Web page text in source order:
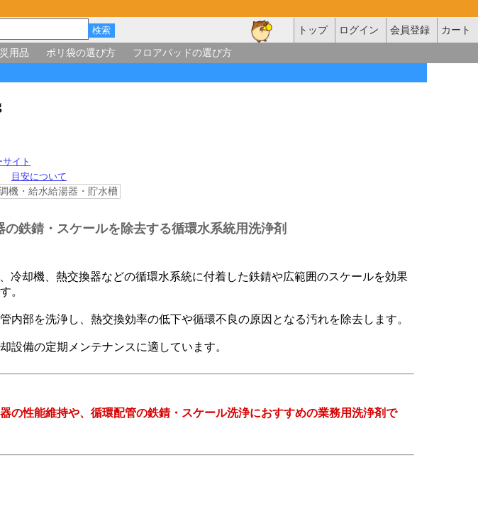
トップ ログイン 会員登録
カート
用品 ポリ袋の選び方 フロアパッドの選び方
サイト
目安について
機・給水給湯器・貯水槽
鉄錆・スケールを除去する循環水系統用洗浄剤
冷却機、熱交換器などの循環水系統に付着した鉄錆や広範囲のスケールを効果
。
内部を洗浄し、熱交換効率の低下や循環不良の原因となる汚れを除去します。
設備の定期メンテナンスに適しています。
の性能維持や、循環配管の鉄錆・スケール洗浄におすすめの業務用洗浄剤で